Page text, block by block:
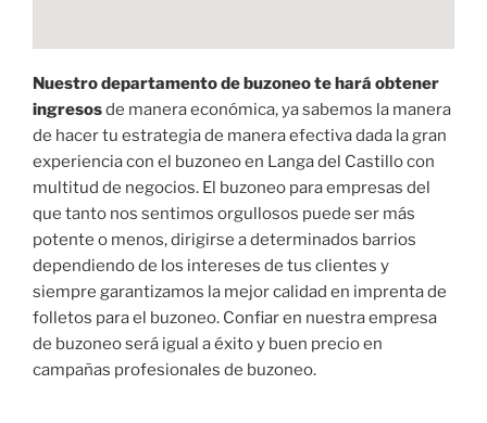
Nuestro departamento de buzoneo te hará obtener
ingresosde manera económica, ya sabemos la manera
de hacer tu estrategia de manera efectiva dada la gran
experiencia con el buzoneo en Langa del Castillo con
multitud de negocios. El buzoneo para empresas del
que tanto nos sentimos orgullosos puede ser más
potente o menos, dirigirse a determinados barrios
dependiendo de los intereses de tus clientes y
siempre garantizamos la mejor calidad en imprenta de
folletos para el buzoneo. Confiar en nuestra empresa
de buzoneo será igual a éxito y buen precio en
campañas profesionales de buzoneo.